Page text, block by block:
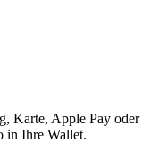
Karte, Apple Pay oder
in Ihre Wallet.